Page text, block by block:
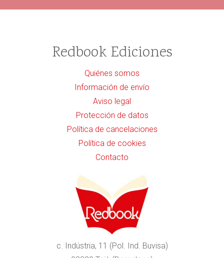
Redbook Ediciones
Quiénes somos
Información de envío
Aviso legal
Protección de datos
Política de cancelaciones
Política de cookies
Contacto
c. Indústria, 11 (Pol. Ind. Buvisa)